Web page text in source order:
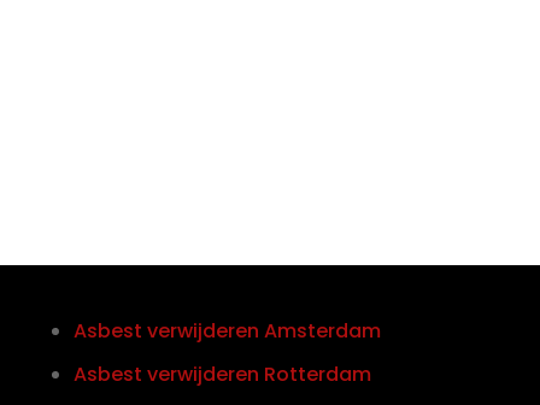
Asbest verwijderen Amsterdam
Asbest verwijderen Rotterdam